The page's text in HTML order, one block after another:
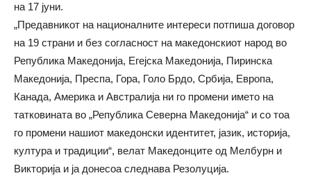
на 17 јуни.
„Предавникот на националните интереси потпиша договор
на 19 страни и без согласност на македонскиот народ во
Република Македонија, Егејска Македонија, Пиринска
Македонија, Преспа, Гора, Голо Брдо, Србија, Европа,
Канада, Америка и Австралија ни го промени името на
татковината во „Република Северна Македонија“ и со тоа
го промени нашиот македонски идентитет, јазик, историја,
култура и традиции“, велат Македонците од Мелбурн и
Викторија и ја донесоа следнава Резолуција.